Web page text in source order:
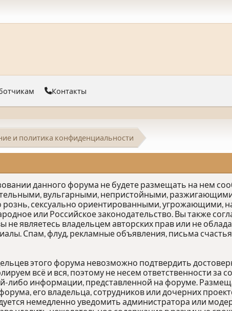
Контакты
и политика конфиденциальности
данного форума не будете размещать на нем
вульгарными, непристойными,
сексуально ориентированными, угрожающими,
или Российское законодательство. Вы также
являетесь владельцем авторских прав или не
Спам, флуд, рекламные объявления, письма
этого форума невозможно подтвердить
всё и вся, поэтому не несем ответственности
либо информации, представленной на форуме.
его владельца, сотрудников или дочерних
немедленно уведомить администратора или